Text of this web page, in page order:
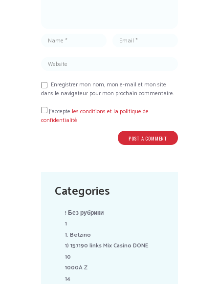
Enregistrer mon nom, mon e-mail et mon site
dans le navigateur pour mon prochain commentaire.
J’accepte les conditions et la politique de
confidentialité
Categories
! Без рубрики
1
1. Betzino
1) 157190 links Mix Casino DONE
10
1000A Z
14